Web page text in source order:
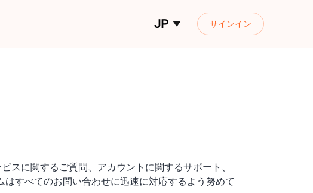
JP サインイン
スに関するご質問、アカウントに関するサポート、
はすべてのお問い合わせに迅速に対応するよう努めて